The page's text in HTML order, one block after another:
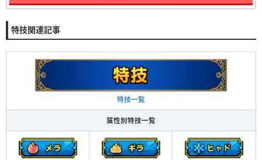
特技関連記事
特技一覧
属性別特技一覧